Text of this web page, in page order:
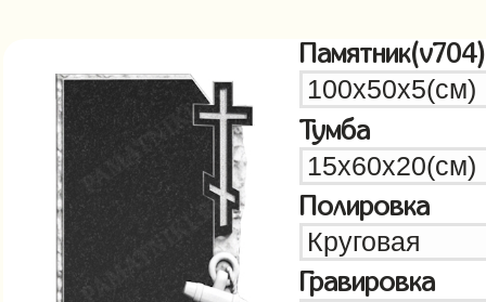
Памятник(v704)
Тумба
Полировка
Гравировка